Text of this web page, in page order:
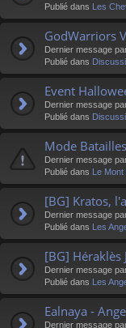
Publié dans Les
GodWarriors
Dernier message
Publié dans
Event
Dernier message
Publié dans
Mode Batailles
Dernier message
Publié dans Le
[BG] Kratos,
Dernier message
Publié dans Les
[BG] Héraklès
Dernier message
Publié dans Les
Ealnaya -
Dernier message